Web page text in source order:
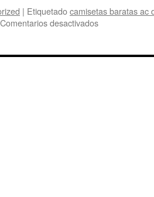
| Etiquetadocamisetas baratas ac
Comentarios desactivadosen
replicas